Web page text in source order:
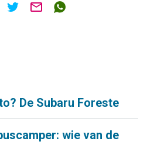
De Subaru Foreste
wie van de